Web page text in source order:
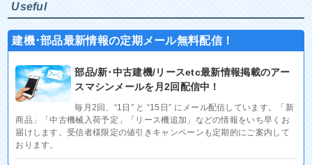
Useful
建機･部品最新情報の定期メール無料配信！
部品/新･中古建機/リースetc最新情報掲載のアー
スマシンメールを月2回配信中！
毎月2回、“1日” と “15日” にメール配信しています。「新
商品」「中古機械入荷予定」「リース機追加」などの情報をいち早くお
届けします。受信者様限定の値引きキャンペーンも定期的にご案内して
おります。